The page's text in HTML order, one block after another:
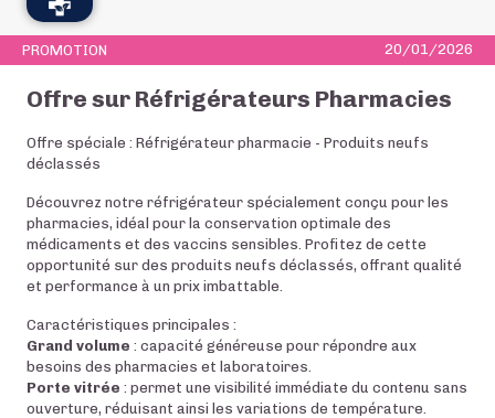
PROMOTION 20/01/2026
Offre sur Réfrigérateurs Pharmacies
Offre spéciale : Réfrigérateur pharmacie - Produits neufs
déclassés
Découvrez notre réfrigérateur spécialement conçu pour les
pharmacies, idéal pour la conservation optimale des
médicaments et des vaccins sensibles. Profitez de cette
opportunité sur des produits neufs déclassés, offrant qualité
et performance à un prix imbattable.
Caractéristiques principales :
Grand volume : capacité généreuse pour répondre aux
besoins des pharmacies et laboratoires.
Porte vitrée : permet une visibilité immédiate du contenu sans
ouverture, réduisant ainsi les variations de température.